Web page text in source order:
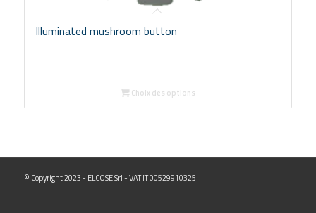
Illuminated mushroom button
Choix des options
© Copyright 2023 - ELCOSE Srl - VAT IT 00529910325